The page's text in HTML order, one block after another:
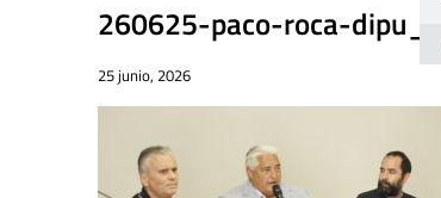
260625-paco-roca-
25 junio, 2026